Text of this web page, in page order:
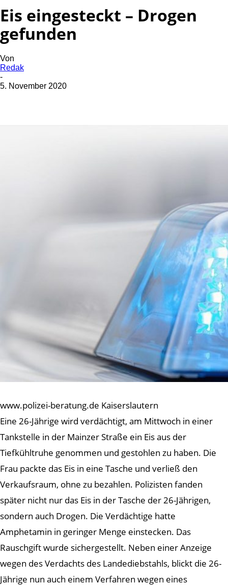
Eis eingesteckt – Drogen
gefunden
Von
Redak
-
5. November 2020
www.polizei-beratung.de Kaiserslautern
Eine 26-Jährige wird verdächtigt, am Mittwoch in einer
Tankstelle in der Mainzer Straße ein Eis aus der
Tiefkühltruhe genommen und gestohlen zu haben. Die
Frau packte das Eis in eine Tasche und verließ den
Verkaufsraum, ohne zu bezahlen. Polizisten fanden
später nicht nur das Eis in der Tasche der 26-Jährigen,
sondern auch Drogen. Die Verdächtige hatte
Amphetamin in geringer Menge einstecken. Das
Rauschgift wurde sichergestellt. Neben einer Anzeige
wegen des Verdachts des Landediebstahls, blickt die 26-
Jährige nun auch einem Verfahren wegen eines